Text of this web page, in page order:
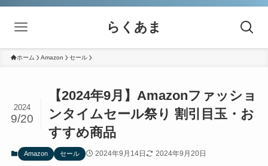
らくあま
ホーム Amazon セール
【2024年9月】Amazonファッショ
ンタイムセール祭り 割引目玉・お
すすめ商品
2024
9/20
Amazon セール 2024年9月14日 2024年9月20日